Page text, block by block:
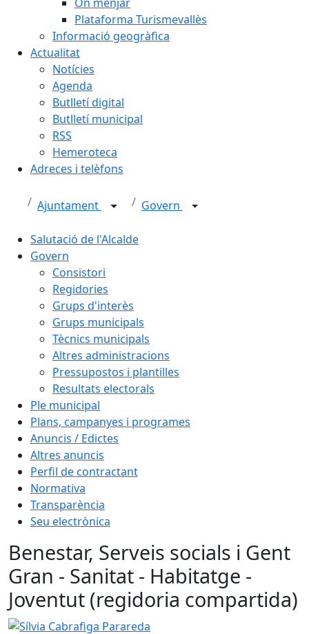
Plataforma Turismevallès
Informació geogràfica
Actualitat
Notícies
Agenda
Butlletí digital
Butlletí municipal
RSS
Hemeroteca
Adreces i telèfons
Ajuntament Govern
Salutació de l'Alcalde
Govern
Consistori
Regidories
Grups d'interès
Grups municipals
Tècnics municipals
Altres administracions
Pressupostos i plantilles
Resultats electorals
Ple municipal
Plans, campanyes i programes
Anuncis / Edictes
Altres anuncis
Perfil de contractant
Normativa
Transparència
Seu electrònica
Benestar, Serveis socials i Gent
Gran - Sanitat - Habitatge -
Joventut (regidoria compartida)
Sílvia Cabrafiga Parareda